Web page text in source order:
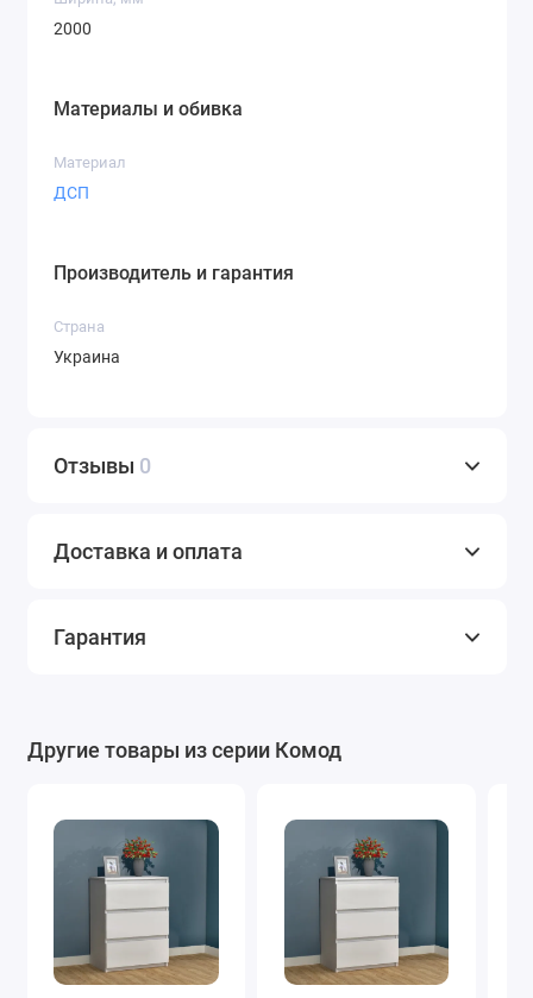
2000
Материалы и обивка
Материал
ДСП
Производитель и гарантия
Страна
Украина
Отзывы 0
Доставка и оплата
Гарантия
Другие товары из серии Комод